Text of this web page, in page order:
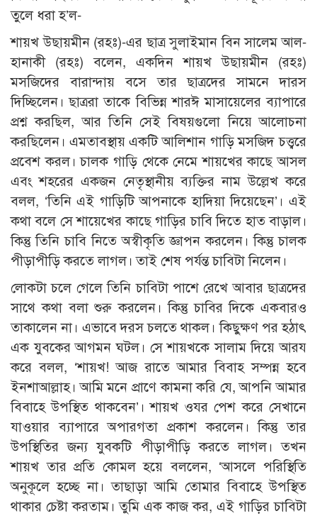
তুলে ধরা হ’ল-
শায়খ উছায়মীন (রহঃ)-এর ছাত্র সুলাইমান বিন সালেম আল-
হানাকী (রহঃ) বলেন, একদিন শায়খ উছায়মীন (রহঃ)
মসজিদের বারান্দায় বসে তার ছাত্রদের সামনে দারস
দিচ্ছিলেন। ছাত্ররা তাকে বিভিন্ন শারঈ মাসায়েলের ব্যাপারে
প্রশ্ন করছিল, আর তিনি সেই বিষয়গুলো নিয়ে আলোচনা
করছিলেন। এমতাবস্থায় একটি আলিশান গাড়ি মসজিদ চত্ত্বরে
প্রবেশ করল। চালক গাড়ি থেকে নেমে শায়খের কাছে আসল
এবং শহরের একজন নেতৃস্থানীয় ব্যক্তির নাম উল্লেখ করে
বলল, ‘তিনি এই গাড়িটি আপনাকে হাদিয়া দিয়েছেন’। এই
কথা বলে সে শায়েখের কাছে গাড়ির চাবি দিতে হাত বাড়াল।
কিন্তু তিনি চাবি নিতে অস্বীকৃতি জ্ঞাপন করলেন। কিন্তু চালক
পীড়াপীড়ি করতে লাগল। তাই শেষ পর্যন্ত চাবিটা নিলেন।
লোকটা চলে গেলে তিনি চাবিটা পাশে রেখে আবার ছাত্রদের
সাথে কথা বলা শুরু করলেন। কিন্তু চাবির দিকে একবারও
তাকালেন না। এভাবে দরস চলতে থাকল। কিছুক্ষণ পর হঠাৎ
এক যুবকের আগমন ঘটল। সে শায়খকে সালাম দিয়ে আরয
করে বলল, ‘শায়খ! আজ রাতে আমার বিবাহ সম্পন্ন হবে
ইনশাআল্লাহ। আমি মনে প্রাণে কামনা করি যে, আপনি আমার
বিবাহে উপস্থিত থাকবেন’। শায়খ ওযর পেশ করে সেখানে
যাওয়ার ব্যাপারে অপারগতা প্রকাশ করলেন। কিন্তু তার
উপস্থিতির জন্য যুবকটি পীড়াপীড়ি করতে লাগল। তখন
শায়খ তার প্রতি কোমল হয়ে বললেন, ‘আসলে পরিস্থিতি
অনুকূলে হচ্ছে না। তাছাড়া আমি তোমার বিবাহে উপস্থিত
থাকার চেষ্টা করতাম। তুমি এক কাজ কর, এই গাড়ির চাবিটা